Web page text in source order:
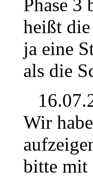
Phase 3
heißt
ja eine
als die
Wir
bitte mit